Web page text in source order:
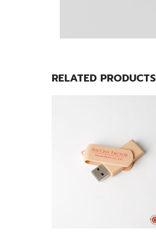
RELATED PRODUCTS